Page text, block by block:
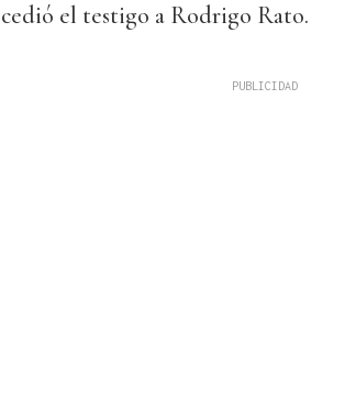
cedió el testigo a Rodrigo Rato.